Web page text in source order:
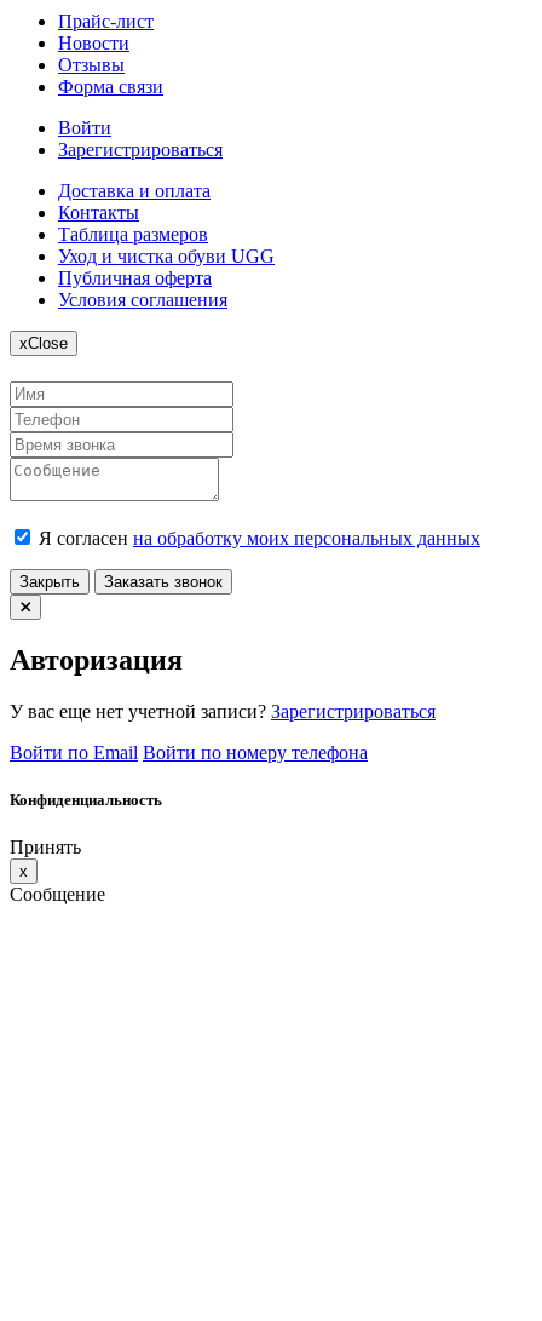
Прайс-лист
Новости
Отзывы
Форма связи
Войти
Зарегистрироваться
Доставка и оплата
Контакты
Таблица размеров
Уход и чистка обуви UGG
Публичная оферта
Условия соглашения
xClose
Я согласен на обработку моих персональных данных
Закрыть Заказать звонок
Авторизация
У вас еще нет учетной записи? Зарегистрироваться
Войти по Email Войти по номеру телефона
Конфиденциальность
Принять
x
Сообщение